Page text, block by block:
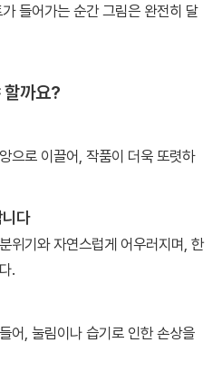
들어가는 순간 그림은 완전히 달
까요?
으로 이끌어, 작품이 더욱 또렷하
다
위기와 자연스럽게 어우러지며, 한
.
어, 눌림이나 습기로 인한 손상을